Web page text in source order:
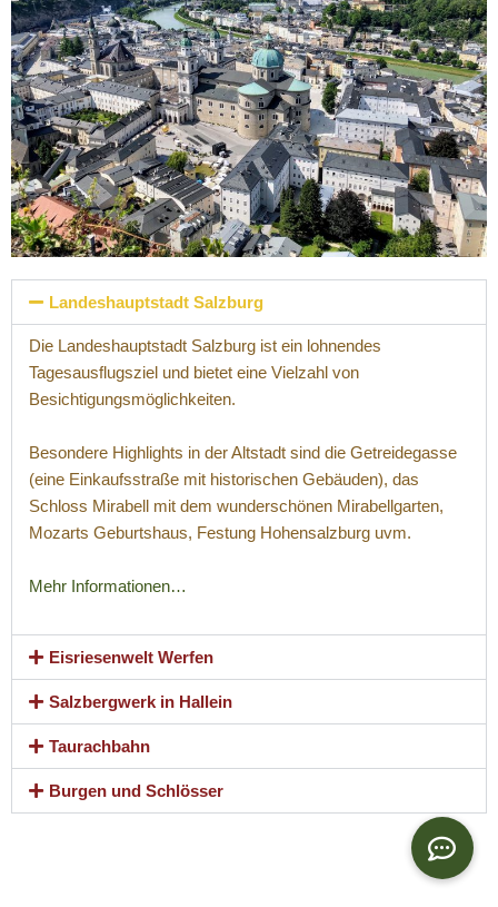
Landeshauptstadt Salzburg
Die Landeshauptstadt Salzburg ist ein lohnendes
Tagesausflugsziel und bietet eine Vielzahl von
Besichtigungsmöglichkeiten.
Besondere Highlights in der Altstadt sind die Getreidegasse
(eine Einkaufsstraße mit historischen Gebäuden), das
Schloss Mirabell mit dem wunderschönen Mirabellgarten,
Mozarts Geburtshaus, Festung Hohensalzburg uvm.
Mehr Informationen…
Eisriesenwelt Werfen
Salzbergwerk in Hallein
Taurachbahn
Burgen und Schlösser